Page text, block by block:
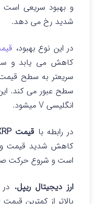
و بهبود سریعی
شدید رخ می دهد.
در این نوع بهبود،
کاهش می یابد و
سریعتر به سطح
سطح عبور می کند.
انگلیسی V میشود.
در رابطه با قیمت XRP
کاهش شدید قیمت و
است و شروع حرکت
ارز دیجیتال ریپل